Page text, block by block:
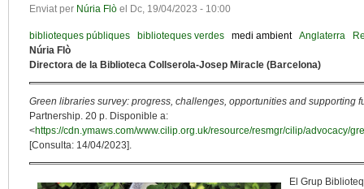
Enviat per Núria Flò el Dc, 19/04/2023 - 10:00
biblioteques públiques biblioteques verdes medi ambient Anglaterra
Núria Flò
Directora de la Biblioteca Collserola-Josep Miracle (Barcelona)
Green libraries survey: progress, challenges, opportunities and supporting
Partnership. 20 p. Disponible a:
<https://cdn.ymaws.com/www.cilip.org.uk/resource/resmgr/cilip/advocacy/
[Consulta: 14/04/2023].
El Grup